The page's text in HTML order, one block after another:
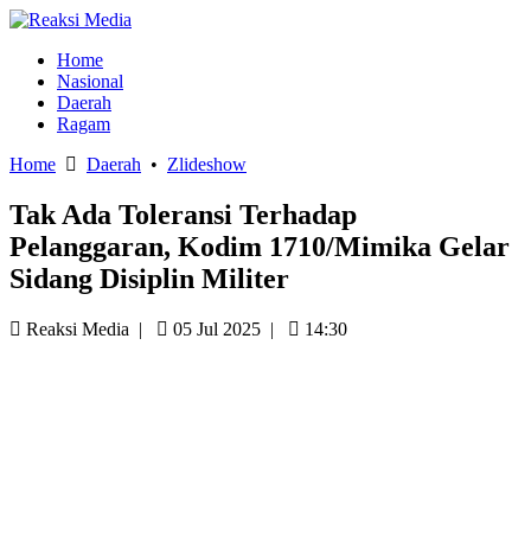
Home
Nasional
Daerah
Ragam
Home
Daerah • Zlideshow
Tak Ada Toleransi Terhadap
Pelanggaran, Kodim 1710/Mimika Gelar
Sidang Disiplin Militer
Reaksi Media | 05 Jul 2025 | 14:30